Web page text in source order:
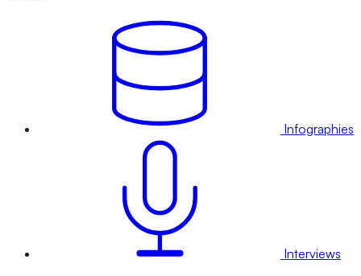
Infographies
Interviews